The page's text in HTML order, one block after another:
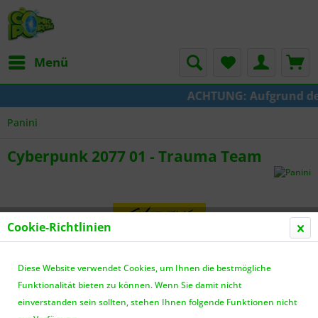
Menü
ACHTUNG: Aufgrund
Panini
Cyberpunk 2077 01 - Trauma Team
Cookie-Richtlinien
Diese Website verwendet Cookies, um Ihnen die bestmögliche
Funktionalität bieten zu können. Wenn Sie damit nicht
einverstanden sein sollten, stehen Ihnen folgende Funktionen nicht